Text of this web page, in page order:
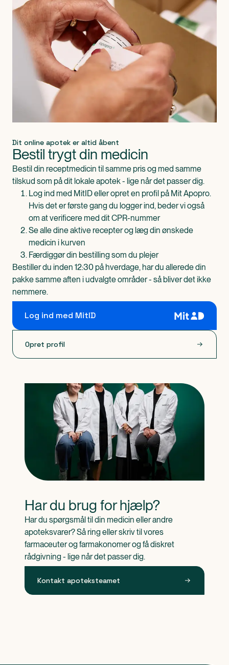
Dit online apotek er altid åbent
Bestil trygt din medicin
Bestil din receptmedicin til samme pris og med samme
tilskud som på dit lokale apotek - lige når det passer dig.
Log ind med MitID eller opret en profil på Mit Apopro.
Hvis det er første gang du logger ind, beder vi også
om at verificere med dit CPR-nummer
Se alle dine aktive recepter og læg din ønskede
medicin i kurven
Færdiggør din bestilling som du plejer
Bestiller du inden 12:30 på hverdage, har du allerede din
pakke samme aften i udvalgte områder - så bliver det ikke
nemmere.
Log ind med MitID
Opret profil
Har du brug for hjælp?
Har du spørgsmål til din medicin eller andre
apoteksvarer? Så ring eller skriv til vores
farmaceuter og farmakonomer og få diskret
rådgivning - lige når det passer dig.
Kontakt apoteksteamet